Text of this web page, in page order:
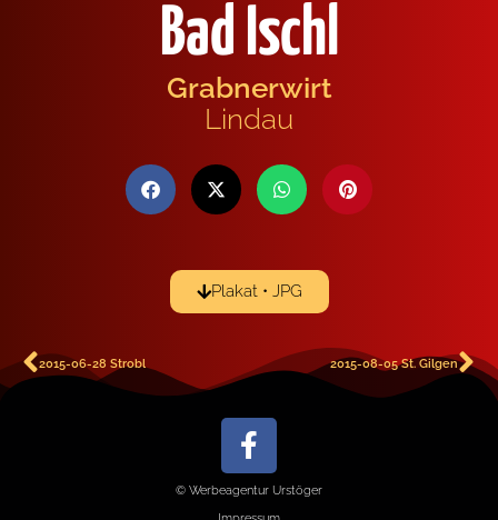
Bad Ischl
Grabnerwirt
Lindau
Plakat • JPG
2015-06-28 Strobl 2015-08-05 St. Gilgen
© Werbeagentur Urstöger